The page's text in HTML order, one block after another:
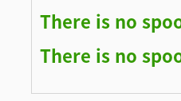
There is no
There is no